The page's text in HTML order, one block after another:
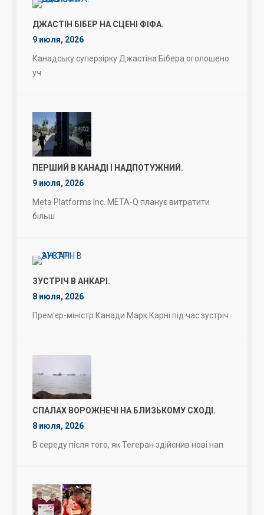
ДЖАСТІН БІБЕР НА СЦЕНІ ФІФА.
9 июля, 2026
Канадську суперзірку Джастіна Бібера оголошено
уч
ПЕРШИЙ В КАНАДІ І НАДПОТУЖНИЙ.
9 июля, 2026
Meta Platforms Inc. META-Q планує витратити
більш
ЗУСТРІЧ В АНКАРІ.
8 июля, 2026
Прем'єр-міністр Канади Марк Карні під час зустріч
СПАЛАХ ВОРОЖНЕЧІ НА БЛИЗЬКОМУ СХОДІ.
8 июля, 2026
В середу після того, як Тегеран здійснив нові нап